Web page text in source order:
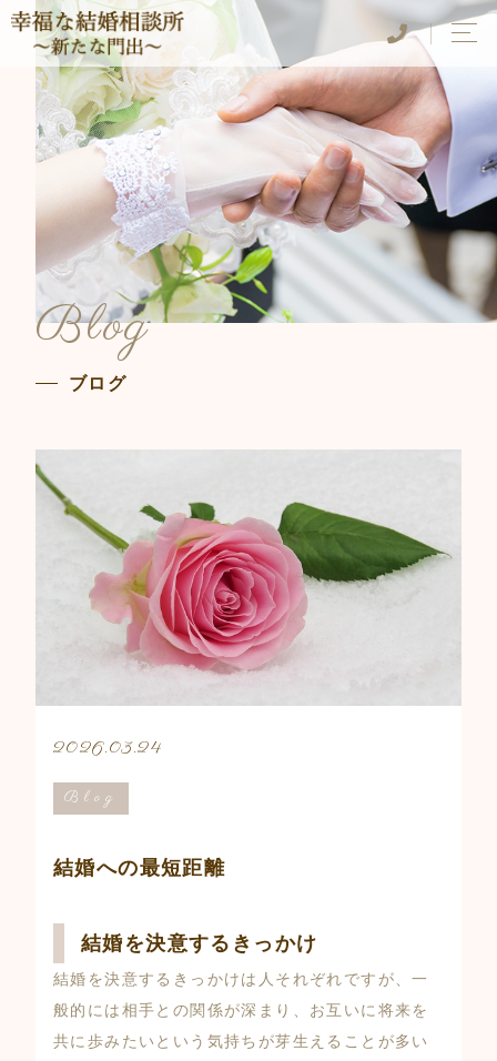
Blog
ブログ
2026.03.24
Blog
結婚への最短距離
結婚を決意するきっかけ
結婚を決意するきっかけは人それぞれですが、一
般的には相手との関係が深まり、お互いに将来を
共に歩みたいという気持ちが芽生えることが多い